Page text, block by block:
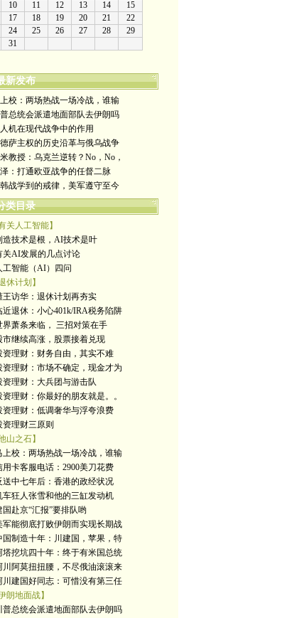
新发布
上校：两场热战一场冷战，谁输
普总统会派遣地面部队去伊朗吗
人机在现代战争中的作用
德萨主权的历史沿革与俄乌战争
米教授：乌克兰逆转？No，No，
泽：打通欧亚战争的任督二脉
韩战学到的戒律，美军遵守至今
类目录
有关人工智能】
造技术是根，AI技术是叶
关AI发展的几点讨论
工智能（AI）四问
休计划】
王访华：退休计划再夯实
近退休：小心401k/IRA税务陷阱
界萧条来临， 三招对策在手
市继续高涨，股票接着兑现
资理财：财务自由，其实不难
资理财：市场不确定，现金才为
资理财：大兵团与游击队
资理财：你最好的朋友就是。。
资理财：低调奢华与浮夸浪费
资理财三原则
山之石】
上校：两场热战一场冷战，谁输
用卡客服电话：2900美刀花费
送中七年后：香港的政经状况
车狂人张雪和他的三缸发动机
国赴京“汇报”要排队哟
军能彻底打败伊朗而实现长期战
国制造十年：川建国，苹果，特
塔挖坑四十年：终于有米国总统
川阿莫扭扭腰，不尽俄油滚滚来
川建国好同志：可惜没有第三任
朗地面战】
普总统会派遣地面部队去伊朗吗